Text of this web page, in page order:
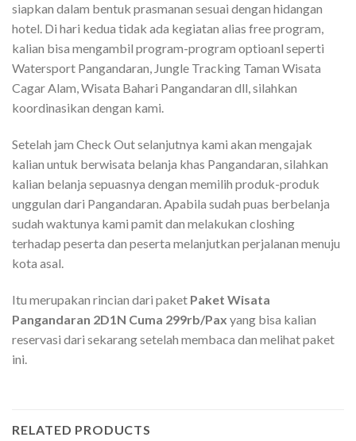
siapkan dalam bentuk prasmanan sesuai dengan hidangan
hotel. Di hari kedua tidak ada kegiatan alias free program,
kalian bisa mengambil program-program optioanl seperti
Watersport Pangandaran, Jungle Tracking Taman Wisata
Cagar Alam, Wisata Bahari Pangandaran dll, silahkan
koordinasikan dengan kami.
Setelah jam Check Out selanjutnya kami akan mengajak
kalian untuk berwisata belanja khas Pangandaran, silahkan
kalian belanja sepuasnya dengan memilih produk-produk
unggulan dari Pangandaran. Apabila sudah puas berbelanja
sudah waktunya kami pamit dan melakukan closhing
terhadap peserta dan peserta melanjutkan perjalanan menuju
kota asal.
Itu merupakan rincian dari paket Paket Wisata
Pangandaran 2D1N Cuma 299rb/Pax yang bisa kalian
reservasi dari sekarang setelah membaca dan melihat paket
ini.
RELATED PRODUCTS